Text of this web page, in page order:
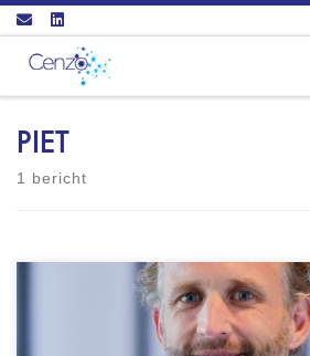
Ga naar inhoud
PIET
1 bericht
Pieter Schols Locatie Coaching
en Gelderland Incompany